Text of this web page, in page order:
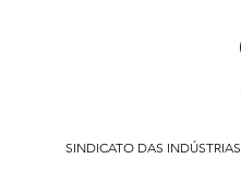
SINDICATO DAS